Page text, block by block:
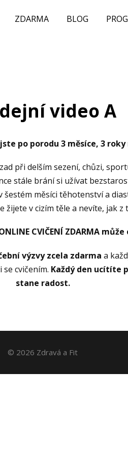
ZDARMA BLOG
video A
po porodu 3 měsíce, 3 roky
při delším sezení, chůzi,
stále brání si užívat
šestém měsíci těhotenství a
žijete v cizím těle a nevíte, jak z
CVIČENÍ ZDARMA
výzvy zcela zdarma a
cvičením. Každý den ucítíte
stane radost.
© 2026 Zdravá a Fit